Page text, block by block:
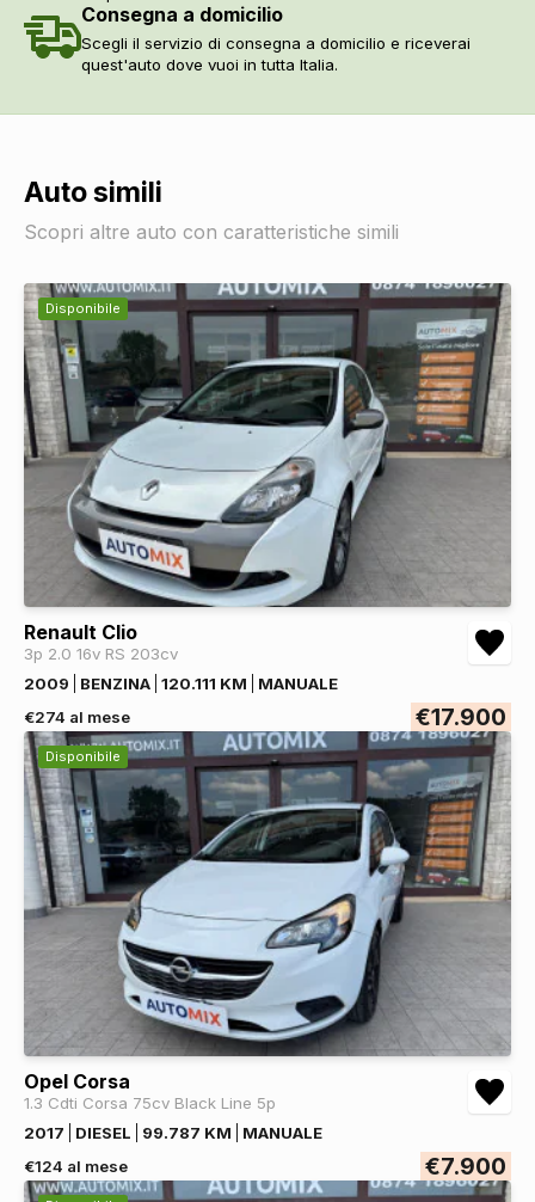
Consegna a domicilio
Scegli il servizio di consegna a domicilio e riceverai
quest'auto dove vuoi in tutta Italia.
Auto simili
Scopri altre auto con caratteristiche simili
Disponibile
Renault Clio
3p 2.0 16v RS 203cv
2009
BENZINA 120.111 KM
MANUALE
€274 al mese
€17.900
Disponibile
Opel Corsa
1.3 Cdti Corsa 75cv Black Line 5p
2017
DIESEL 99.787 KM
MANUALE
€124 al mese
€7.900